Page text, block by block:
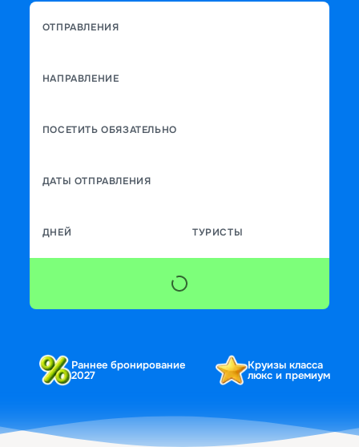
ОТПРАВЛЕНИЯ
НАПРАВЛЕНИЕ
ПОСЕТИТЬ ОБЯЗАТЕЛЬНО
ДАТЫ ОТПРАВЛЕНИЯ
ДНЕЙ ТУРИСТЫ
Раннее бронирование
2027
Круизы класса
люкс и премиум